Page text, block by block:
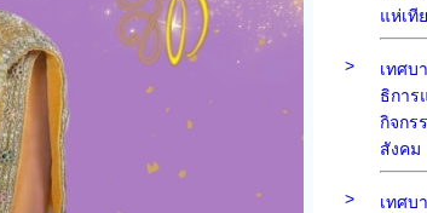
แห่เที
>
เทศบ
ธิการ
กิจกร
สังคม
>
เทศบ